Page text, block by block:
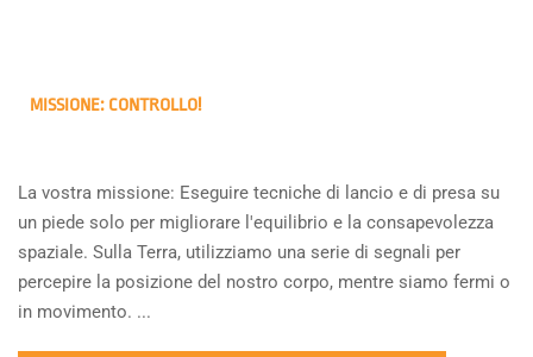
MISSIONE: CONTROLLO!
La vostra missione: Eseguire tecniche di lancio e di presa su
un piede solo per migliorare l'equilibrio e la consapevolezza
spaziale. Sulla Terra, utilizziamo una serie di segnali per
percepire la posizione del nostro corpo, mentre siamo fermi o
in movimento. ...